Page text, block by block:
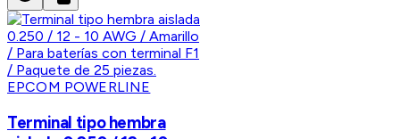
EPCOM POWERLINE
Terminal tipo hembra